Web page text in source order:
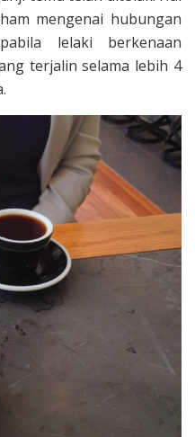
mengenai hubungan
lelaki berkenaan
terjalin selama lebih 4